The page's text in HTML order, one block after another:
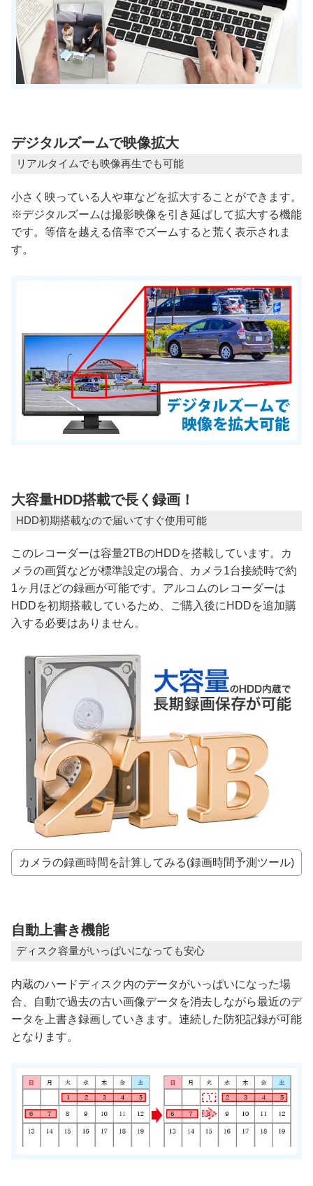
デジタルズームで映像拡大
リアルタイムでも映像再生でも可能
小さく映っている人や車などを拡大することができます。
※デジタルズームは撮影映像を引き延ばして拡大する機能
です。等倍を越える倍率でズームすると荒く表示されま
す。
大容量HDD搭載で長く録画！
HDD初期搭載なので届いてすぐ使用可能
このレコーダーは容量2TBのHDDを搭載しています。カ
メラの画質などが標準設定の場合、カメラ1台接続時で約
1ヶ月ほどの録画が可能です。アルコムのレコーダーは
HDDを初期搭載しているため、ご購入後にHDDを追加購
入する必要はありません。
カメラの録画時間を計算してみる(録画時間予測ツール)
自動上書き機能
ディスク容量がいっぱいになっても安心
内蔵のハードディスク内のデータがいっぱいになった場
合、自動で過去の古い画像データを消去しながら最近のデ
ータを上書き録画していきます。連続した防犯記録が可能
となります。